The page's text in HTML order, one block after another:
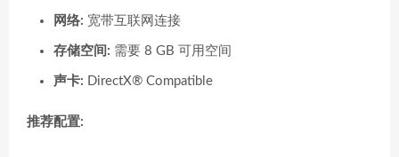
网络: 宽带互联网连接
存储空间: 需要 8 GB 可用空间
声卡: DirectX® Compatible
推荐配置: